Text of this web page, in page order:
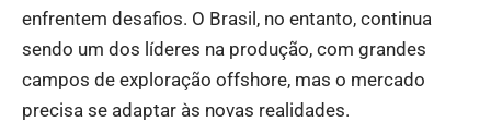
enfrentem desafios. O Brasil, no entanto, continua
sendo um dos líderes na produção, com grandes
campos de exploração offshore, mas o mercado
precisa se adaptar às novas realidades.